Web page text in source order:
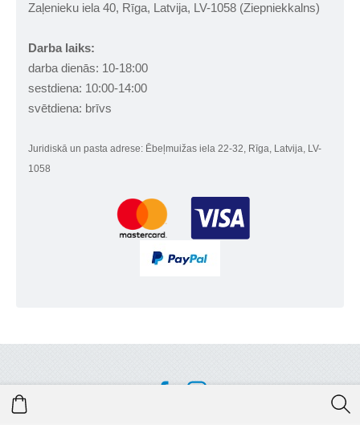
Zaļenieku iela 40, Rīga, Latvija, LV-1058 (Ziepniekkalns)
Darba laiks:
darba dienās: 10-18:00
sestdiena: 10:00-14:00
svētdiena: brīvs
Juridiskā un pasta adrese: Ēbeļmuižas iela 22-32, Rīga, Latvija, LV-
1058